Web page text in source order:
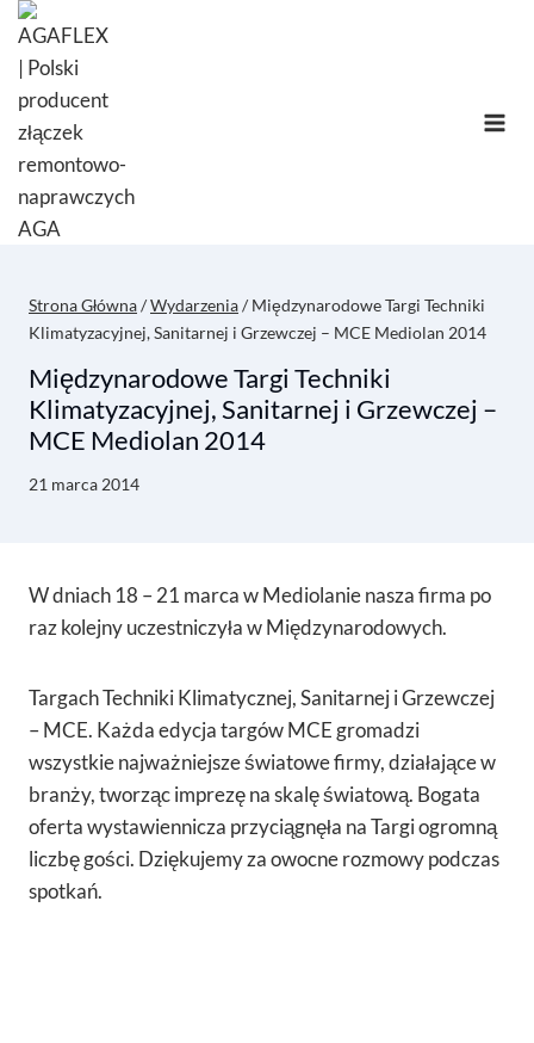
Przejdź
do
treści
Strona Główna/Wydarzenia/ Międzynarodowe Targi Techniki
Klimatyzacyjnej, Sanitarnej i Grzewczej – MCE Mediolan 2014
Międzynarodowe Targi Techniki
Klimatyzacyjnej, Sanitarnej i Grzewczej –
MCE Mediolan 2014
21 marca 2014
W dniach 18 – 21 marca w Mediolanie nasza firma po
raz kolejny uczestniczyła w Międzynarodowych.
Targach Techniki Klimatycznej, Sanitarnej i Grzewczej
– MCE. Każda edycja targów MCE gromadzi
wszystkie najważniejsze światowe firmy, działające w
branży, tworząc imprezę na skalę światową. Bogata
oferta wystawiennicza przyciągnęła na Targi ogromną
liczbę gości. Dziękujemy za owocne rozmowy podczas
spotkań.